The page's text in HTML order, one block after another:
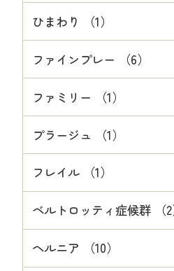
ひまわり （1）
ファインプレー （6）
ファミリー （1）
プラージュ （1）
フレイル （1）
ベルトロッティ症候群 （2
ヘルニア （10）